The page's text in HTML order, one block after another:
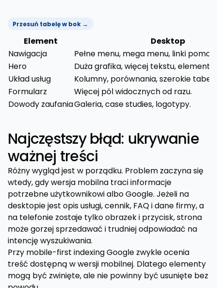
Przesuń tabelę w bok →
Element
Desktop
Nawigacja
Pełne menu, mega menu, linki
Hero
Duża grafika, więcej tekstu, elementy
Układ usług
Kolumny, porównania, szerokie
Formularz
Więcej pól widocznych od razu.
Dowody zaufaniaGaleria, case studies, logotypy.
Najczęstszy błąd: ukrywanie
ważnej treści
Różny wygląd jest w porządku. Problem zaczyna się
wtedy, gdy wersja mobilna traci informacje
potrzebne użytkownikowi albo Google. Jeżeli na
desktopie jest opis usługi, cennik, FAQ i dane firmy, a
na telefonie zostaje tylko obrazek i przycisk, strona
może gorzej sprzedawać i trudniej odpowiadać na
intencję wyszukiwania.
Przy mobile-first indexing Google zwykle ocenia
treść dostępną w wersji mobilnej. Dlatego elementy
mogą być zwinięte, ale nie powinny być usunięte bez